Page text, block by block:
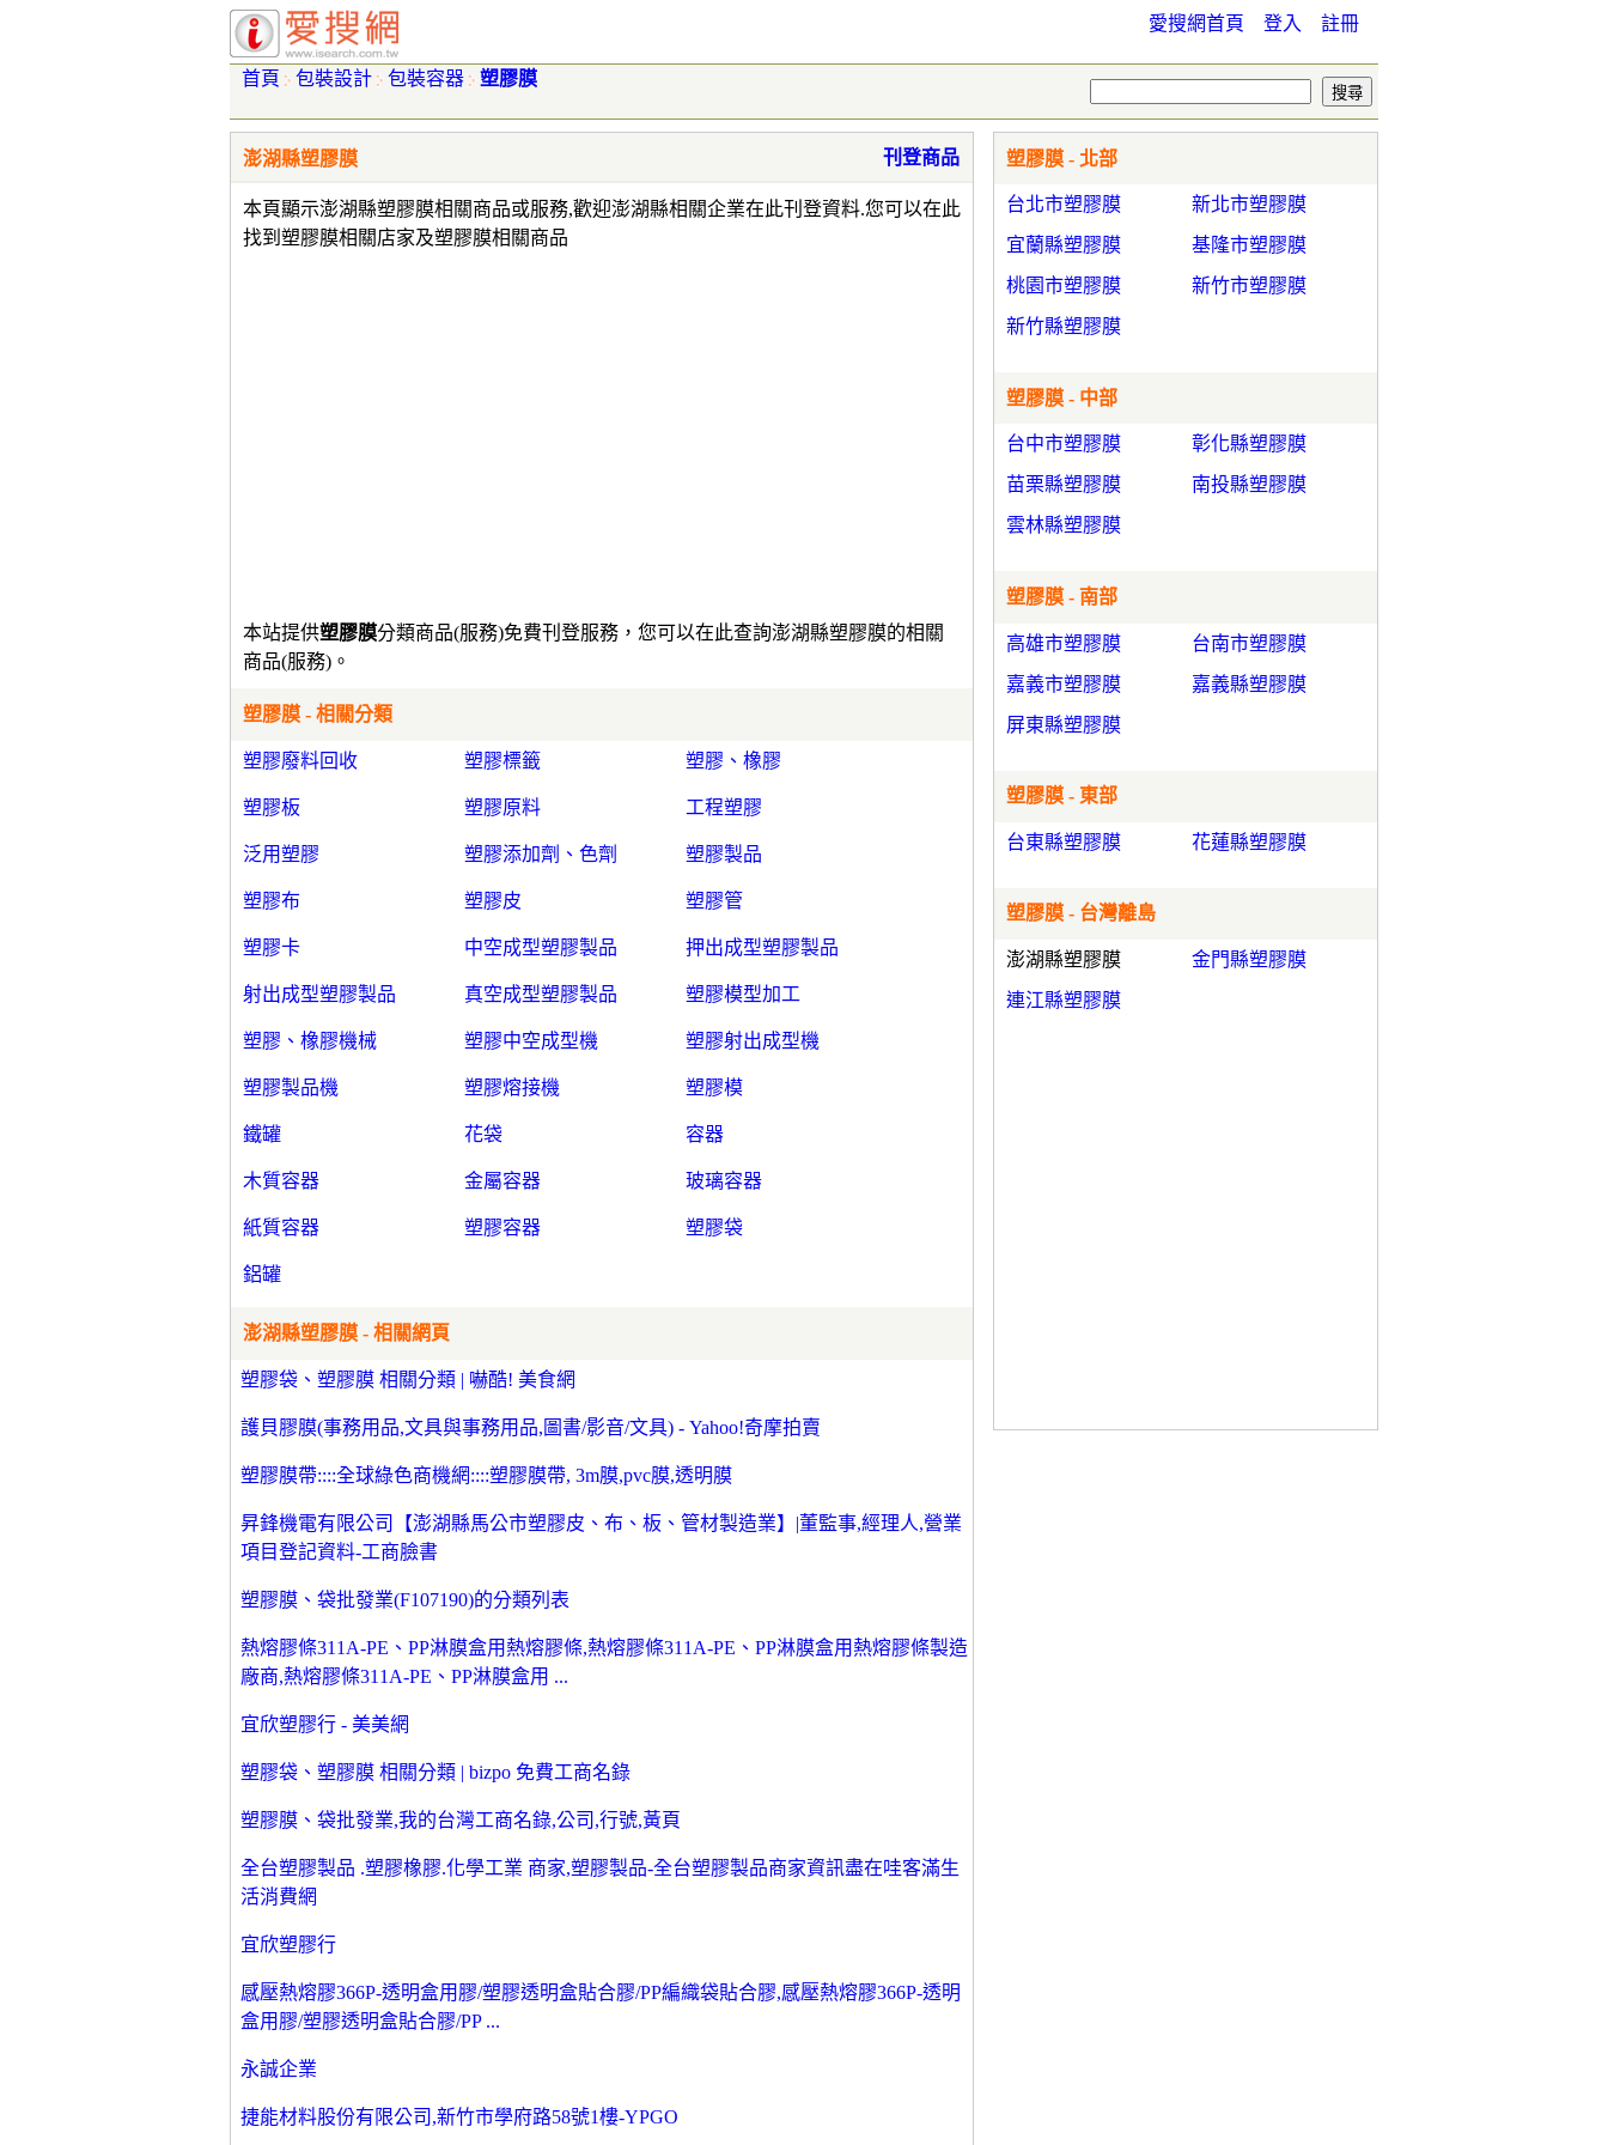
愛搜網首頁 登入 註冊
首頁 包裝設計 包裝容器 塑膠膜
澎湖縣塑膠膜
本頁顯示澎湖縣塑膠膜相關商品或服務,歡迎澎湖縣相關企業在此刊登資料.您可以在此
找到塑膠膜相關店家及塑膠膜相關商品
刊登商品
本站提供塑膠膜分類商品(服務)免費刊登服務，您可以在此查詢澎湖縣塑膠膜的相關
商品(服務)。
塑膠膜 - 相關分類
塑膠廢料回收 塑膠標籤 塑膠、橡膠
塑膠板 塑膠原料 工程塑膠
泛用塑膠 塑膠添加劑、色劑 塑膠製品
塑膠布 塑膠皮 塑膠管
塑膠卡 中空成型塑膠製品 押出成型塑膠製品
射出成型塑膠製品 真空成型塑膠製品 塑膠模型加工
塑膠、橡膠機械 塑膠中空成型機 塑膠射出成型機
塑膠製品機 塑膠熔接機 塑膠模
鐵罐 花袋 容器
木質容器 金屬容器 玻璃容器
紙質容器 塑膠容器 塑膠袋
鋁罐
澎湖縣塑膠膜 - 相關網頁
塑膠袋、塑膠膜 相關分類 | 嚇酷! 美食網
護貝膠膜(事務用品,文具與事務用品,圖書/影音/文具) - Yahoo!奇摩拍賣
塑膠膜帶::::全球綠色商機網::::塑膠膜帶, 3m膜,pvc膜,透明膜
昇鋒機電有限公司【澎湖縣馬公市塑膠皮、布、板、管材製造業】|董監事,經理人,營業
項目登記資料-工商臉書
塑膠膜、袋批發業(F107190)的分類列表
熱熔膠條311A-PE、PP淋膜盒用熱熔膠條,熱熔膠條311A-PE、PP淋膜盒用熱熔膠條製造
廠商,熱熔膠條311A-PE、PP淋膜盒用 ...
宜欣塑膠行 - 美美網
塑膠袋、塑膠膜 相關分類 | bizpo 免費工商名錄
塑膠膜、袋批發業,我的台灣工商名錄,公司,行號,黃頁
全台塑膠製品 .塑膠橡膠.化學工業 商家,塑膠製品-全台塑膠製品商家資訊盡在哇客滿生
活消費網
宜欣塑膠行
感壓熱熔膠366P-透明盒用膠/塑膠透明盒貼合膠/PP編織袋貼合膠,感壓熱熔膠366P-透明
盒用膠/塑膠透明盒貼合膠/PP ...
永誠企業
捷能材料股份有限公司,新竹市學府路58號1樓-YPGO
塑膠膜 - 北部
台北市塑膠膜
新北市塑膠膜
宜蘭縣塑膠膜
基隆市塑膠膜
桃園市塑膠膜
新竹市塑膠膜
新竹縣塑膠膜
塑膠膜 - 中部
台中市塑膠膜
彰化縣塑膠膜
苗栗縣塑膠膜
南投縣塑膠膜
雲林縣塑膠膜
塑膠膜 - 南部
高雄市塑膠膜
台南市塑膠膜
嘉義市塑膠膜
嘉義縣塑膠膜
屏東縣塑膠膜
塑膠膜 - 東部
台東縣塑膠膜 花蓮縣塑膠膜
塑膠膜 - 台灣離島
澎湖縣塑膠膜
金門縣塑膠膜
連江縣塑膠膜